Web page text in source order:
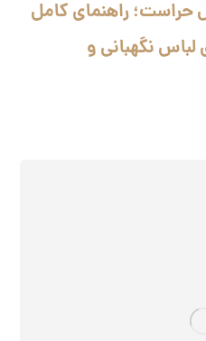
حراست؛ راهنمای کامل
نگهبانی و